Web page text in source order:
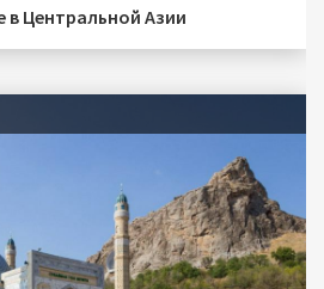
Центральной Азии